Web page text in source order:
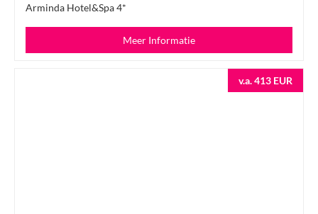
Arminda Hotel&Spa 4*
Meer Informatie
v.a. 413 EUR